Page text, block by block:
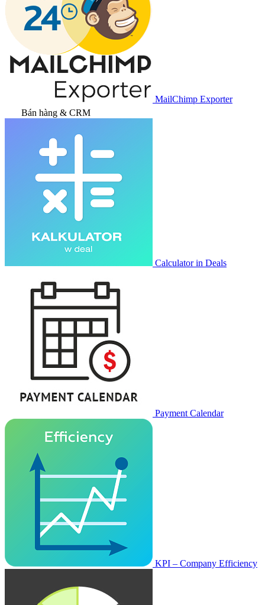
MailChimp Exporter
Bán hàng & CRM
Calculator in Deals
Payment Calendar
KPI – Company Efficiency